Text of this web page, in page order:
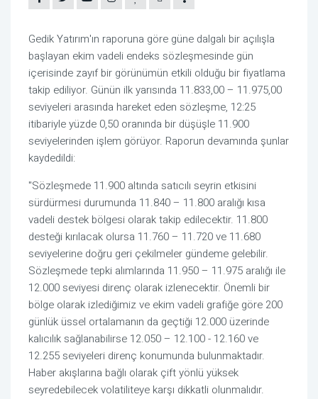
Gedik Yatırım'ın raporuna göre güne dalgalı bir açılışla
başlayan ekim vadeli endeks sözleşmesinde gün
içerisinde zayıf bir görünümün etkili olduğu bir fiyatlama
takip ediliyor. Günün ilk yarısında 11.833,00 – 11.975,00
seviyeleri arasında hareket eden sözleşme, 12:25
itibariyle yüzde 0,50 oranında bir düşüşle 11.900
seviyelerinden işlem görüyor. Raporun devamında şunlar
kaydedildi:
"Sözleşmede 11.900 altında satıcılı seyrin etkisini
sürdürmesi durumunda 11.840 – 11.800 aralığı kısa
vadeli destek bölgesi olarak takip edilecektir. 11.800
desteği kırılacak olursa 11.760 – 11.720 ve 11.680
seviyelerine doğru geri çekilmeler gündeme gelebilir.
Sözleşmede tepki alımlarında 11.950 – 11.975 aralığı ile
12.000 seviyesi direnç olarak izlenecektir. Önemli bir
bölge olarak izlediğimiz ve ekim vadeli grafiğe göre 200
günlük üssel ortalamanın da geçtiği 12.000 üzerinde
kalıcılık sağlanabilirse 12.050 – 12.100 - 12.160 ve
12.255 seviyeleri direnç konumunda bulunmaktadır.
Haber akışlarına bağlı olarak çift yönlü yüksek
seyredebilecek volatiliteye karşı dikkatli olunmalıdır.